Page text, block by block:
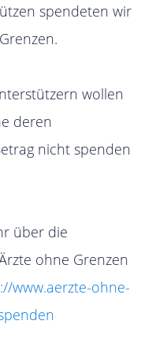
spendeten wir
wollen
deren
nicht spenden
über die
ohne Grenzen
www.aerzte-ohne-